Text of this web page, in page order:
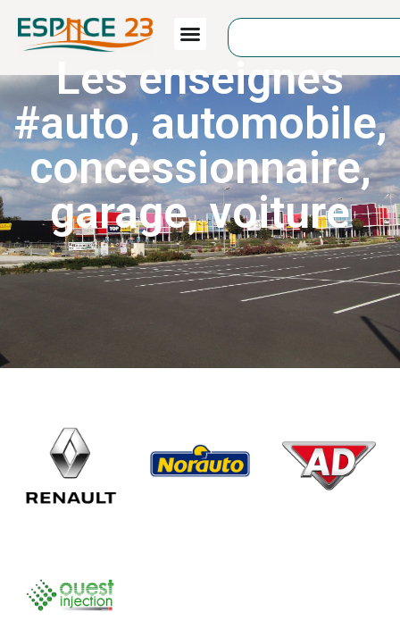
Les enseignes
#auto,automobile,
concessionnaire,
garage,voiture